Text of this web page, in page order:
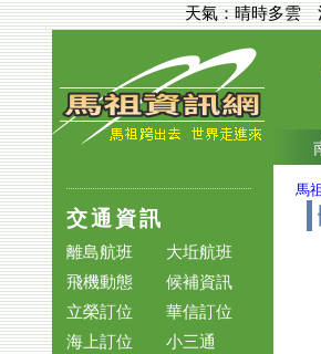
天氣：晴時多
交通資訊
離島航班
大坵航班
飛機動態
候補資訊
立榮訂位
華信訂位
海上訂位
小三通
馬